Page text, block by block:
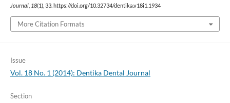
Journal, 18(1), 33. https://doi.org/10.32734/dentika.v18i1.1934
More Citation Formats
Issue
Vol. 18 No. 1 (2014): Dentika Dental Journal
Section